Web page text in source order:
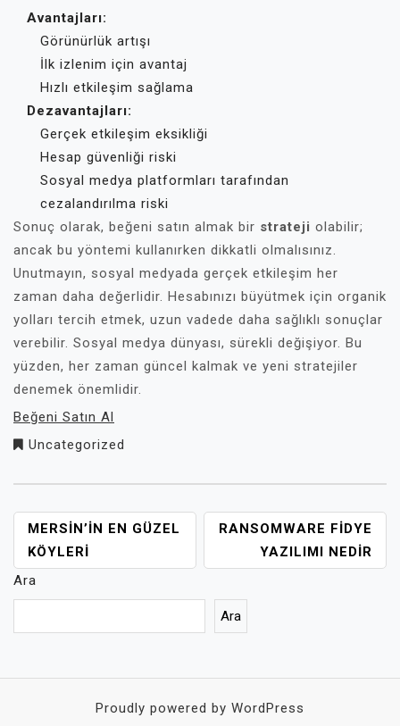
Avantajları:
Görünürlük artışı
İlk izlenim için avantaj
Hızlı etkileşim sağlama
Dezavantajları:
Gerçek etkileşim eksikliği
Hesap güvenliği riski
Sosyal medya platformları tarafından
cezalandırılma riski
Sonuç olarak, beğeni satın almak bir strateji olabilir;
ancak bu yöntemi kullanırken dikkatli olmalısınız.
Unutmayın, sosyal medyada gerçek etkileşim her
zaman daha değerlidir. Hesabınızı büyütmek için organik
yolları tercih etmek, uzun vadede daha sağlıklı sonuçlar
verebilir. Sosyal medya dünyası, sürekli değişiyor. Bu
yüzden, her zaman güncel kalmak ve yeni stratejiler
denemek önemlidir.
Beğeni Satın Al
Uncategorized
YAZI
GEZINMESI
MERSIN’IN EN GÜZEL
KÖYLERI
RANSOMWARE FIDYE
YAZILIMI NEDIR
Ara
Ara
Proudly powered by WordPress